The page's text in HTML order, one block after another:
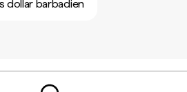
dollar barbadien